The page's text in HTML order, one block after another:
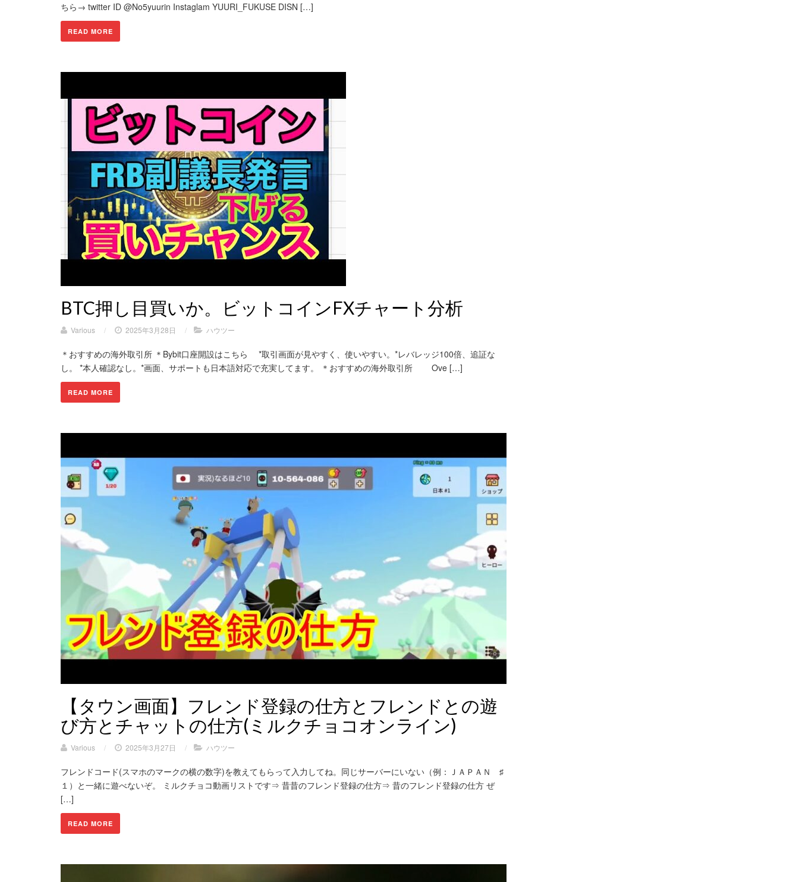
ちら→ twitter ID @No5yuurin Instaglam YUURI_FUKUSE DISN […]
READ MORE
BTC押し目買いか。ビットコインFXチャート分析
Various / 2025年3月28日 / ハウツー
＊おすすめの海外取引所 ＊Bybit口座開設はこちら *取引画面が見やすく、使いやすい。*レバレッジ100倍、追証な
し。 *本人確認なし。*画面、サポートも日本語対応で充実してます。 ＊おすすめの海外取引所 Ove […]
READ MORE
【タウン画面】フレンド登録の仕方とフレンドとの遊
び方とチャットの仕方(ミルクチョコオンライン)
Various / 2025年3月27日 / ハウツー
フレンドコード(スマホのマークの横の数字)を教えてもらって入力してね。同じサーバーにいない（例：ＪＡＰＡＮ ♯
１）と一緒に遊べないぞ。 ミルクチョコ動画リストです⇒ 昔昔のフレンド登録の仕方⇒ 昔のフレンド登録の仕方 ぜ
[…]
READ MORE